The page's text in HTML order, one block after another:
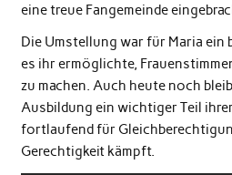
eine treue Fangemeinde
Die Umstellung war für Maria ein
es ihr ermöglichte,
zu machen. Auch heute noch
Ausbildung ein wichtiger Teil
fortlaufend für
Gerechtigkeit kämpft.